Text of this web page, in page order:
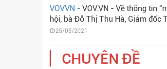
VOVVN - VOV.VN - Về thông tin
hội, bà Đỗ Thị Thu Hà, Giám đốc
25/05/2021
CHUYÊN ĐỀ